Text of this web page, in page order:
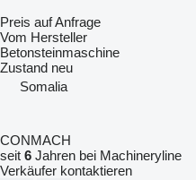
Preis auf Anfrage
Vom Hersteller
Betonsteinmaschine
Zustand neu
Somalia
CONMACH
seit 6 Jahren bei Machineryline
Verkäufer kontaktieren